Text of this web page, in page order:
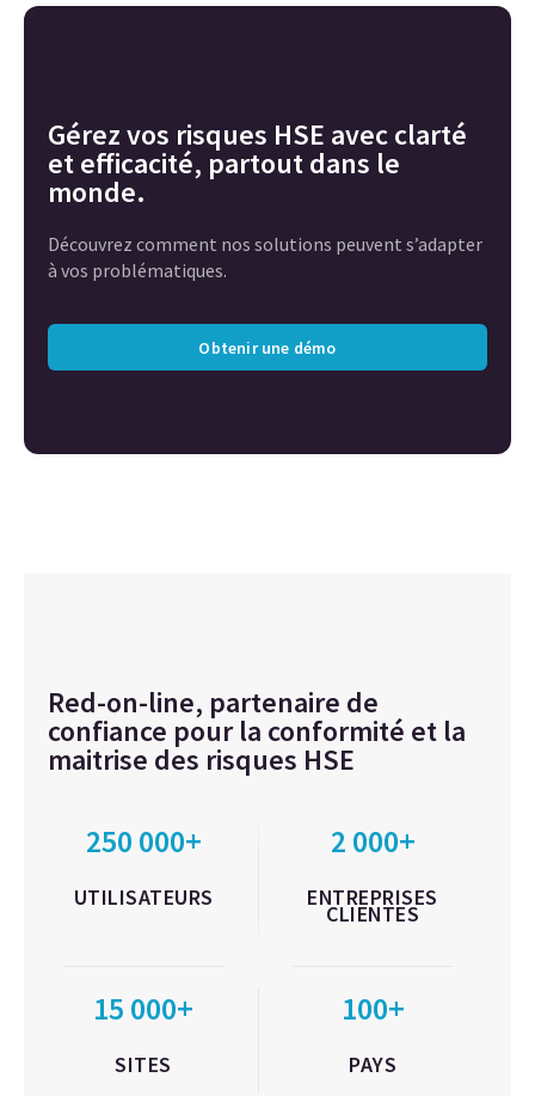
Gérez vos risques HSE avec clarté
et efficacité, partout dans le
monde.
Découvrez comment nos solutions peuvent s’adapter
à vos problématiques.
Obtenir une démo
Red-on-line, partenaire de
confiance pour la conformité et la
maitrise des risques HSE
250 000+
UTILISATEURS
2 000+
ENTREPRISES
CLIENTES
15 000+
SITES
100+
PAYS